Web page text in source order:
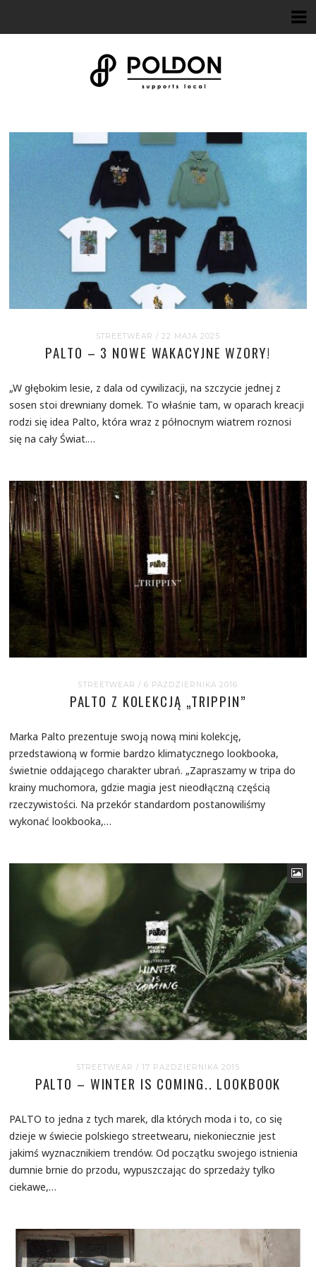
STREETWEAR / 22 MAJA 2025
PALTO – 3 NOWE WAKACYJNE WZORY!
„W głębokim lesie, z dala od cywilizacji, na szczycie jednej z
sosen stoi drewniany domek. To właśnie tam, w oparach kreacji
rodzi się idea Palto, która wraz z północnym wiatrem roznosi
się na cały Świat.…
STREETWEAR / 6 PAŹDZIERNIKA 2016
PALTO Z KOLEKCJĄ „TRIPPIN”
Marka Palto prezentuje swoją nową mini kolekcję,
przedstawioną w formie bardzo klimatycznego lookbooka,
świetnie oddającego charakter ubrań. „Zapraszamy w tripa do
krainy muchomora, gdzie magia jest nieodłączną częścią
rzeczywistości. Na przekór standardom postanowiliśmy
wykonać lookbooka,…
STREETWEAR / 17 PAŹDZIERNIKA 2015
PALTO – WINTER IS COMING.. LOOKBOOK
PALTO to jedna z tych marek, dla których moda i to, co się
dzieje w świecie polskiego streetwearu, niekoniecznie jest
jakimś wyznacznikiem trendów. Od początku swojego istnienia
dumnie brnie do przodu, wypuszczając do sprzedaży tylko
ciekawe,…